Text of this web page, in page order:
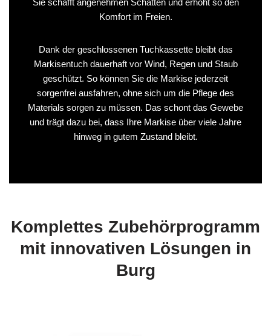
Komfort im Freien.
Dank der geschlossenen Tuchkassette bleibt das
Markisentuch dauerhaft vor Wind, Regen und Staub
geschützt. So können Sie die Markise jederzeit
sorgenfrei ausfahren, ohne sich um die Pflege des
Materials sorgen zu müssen. Das schont das Gewebe
und trägt dazu bei, dass Ihre Markise über viele Jahre
hinweg in gutem Zustand bleibt.
Komplettes Zubehörprogramm
mit innovativen Lösungen in
Burg